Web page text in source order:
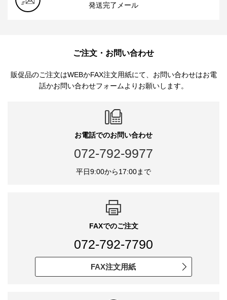
発送完了メール
ご注文・お問い合わせ
販促品のご注文はWEBかFAX注文用紙にて、お問い合わせはお電
話かお問い合わせフォームよりお願いします。
お電話でのお問い合わせ
072-792-9977
平日9:00から17:00まで
FAXでのご注文
072-792-7790
FAX注文用紙